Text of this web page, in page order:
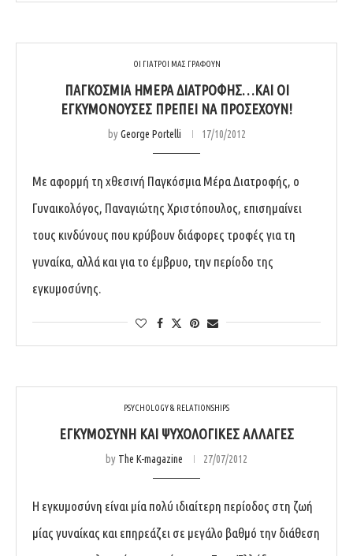
ΟΙ ΓΙΑΤΡΟΙ ΜΑΣ ΓΡΑΦΟΥΝ
ΠΑΓΚΌΣΜΙΑ ΗΜΈΡΑ ΔΙΑΤΡΟΦΉΣ…ΚΑΙ ΟΙ
ΕΓΚΥΜΟΝΟΎΣΕΣ ΠΡΈΠΕΙ ΝΑ ΠΡΟΣΈΧΟΥΝ!
byGeorge Portelli 17/10/2012
Με αφορμή τη χθεσινή Παγκόσμια Μέρα Διατροφής, ο
Γυναικολόγος, Παναγιώτης Χριστόπουλος, επισημαίνει
τους κινδύνους που κρύβουν διάφορες τροφές για τη
γυναίκα, αλλά και για το έμβρυο, την περίοδο της
εγκυμοσύνης.
PSYCHOLOGY & RELATIONSHIPS
ΕΓΚΥΜΟΣΎΝΗ ΚΑΙ ΨΥΧΟΛΟΓΙΚΈΣ ΑΛΛΑΓΈΣ
by The K-magazine 27/07/2012
Η εγκυμοσύνη είναι μία πολύ ιδιαίτερη περίοδος στη ζωή
μίας γυναίκας και επηρεάζει σε μεγάλο βαθμό την διάθεση